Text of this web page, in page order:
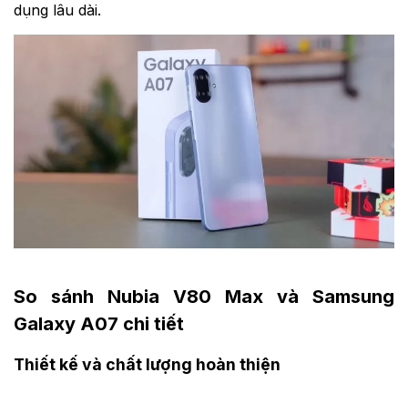
dụng lâu dài.
So sánh Nubia V80 Max và Samsung
Galaxy A07 chi tiết
Thiết kế và chất lượng hoàn thiện